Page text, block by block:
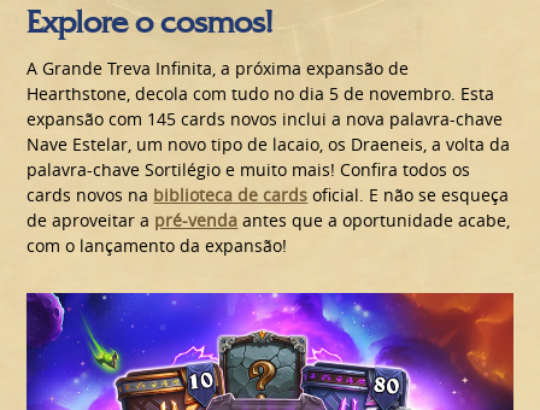
Explore o cosmos!
A Grande Treva Infinita, a próxima expansão de
Hearthstone, decola com tudo no dia 5 de novembro. Esta
expansão com 145 cards novos inclui a nova palavra-chave
Nave Estelar, um novo tipo de lacaio, os Draeneis, a volta da
palavra-chave Sortilégio e muito mais! Confira todos os
cards novos na biblioteca de cards oficial. E não se esqueça
de aproveitar a pré-venda antes que a oportunidade acabe,
com o lançamento da expansão!